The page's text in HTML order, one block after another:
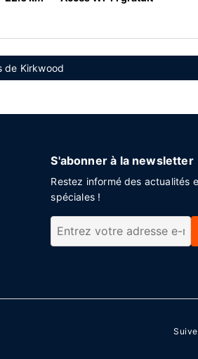
de Kirkwood
S'abonner à la newsletter
Restez informé des actualités
spéciales !